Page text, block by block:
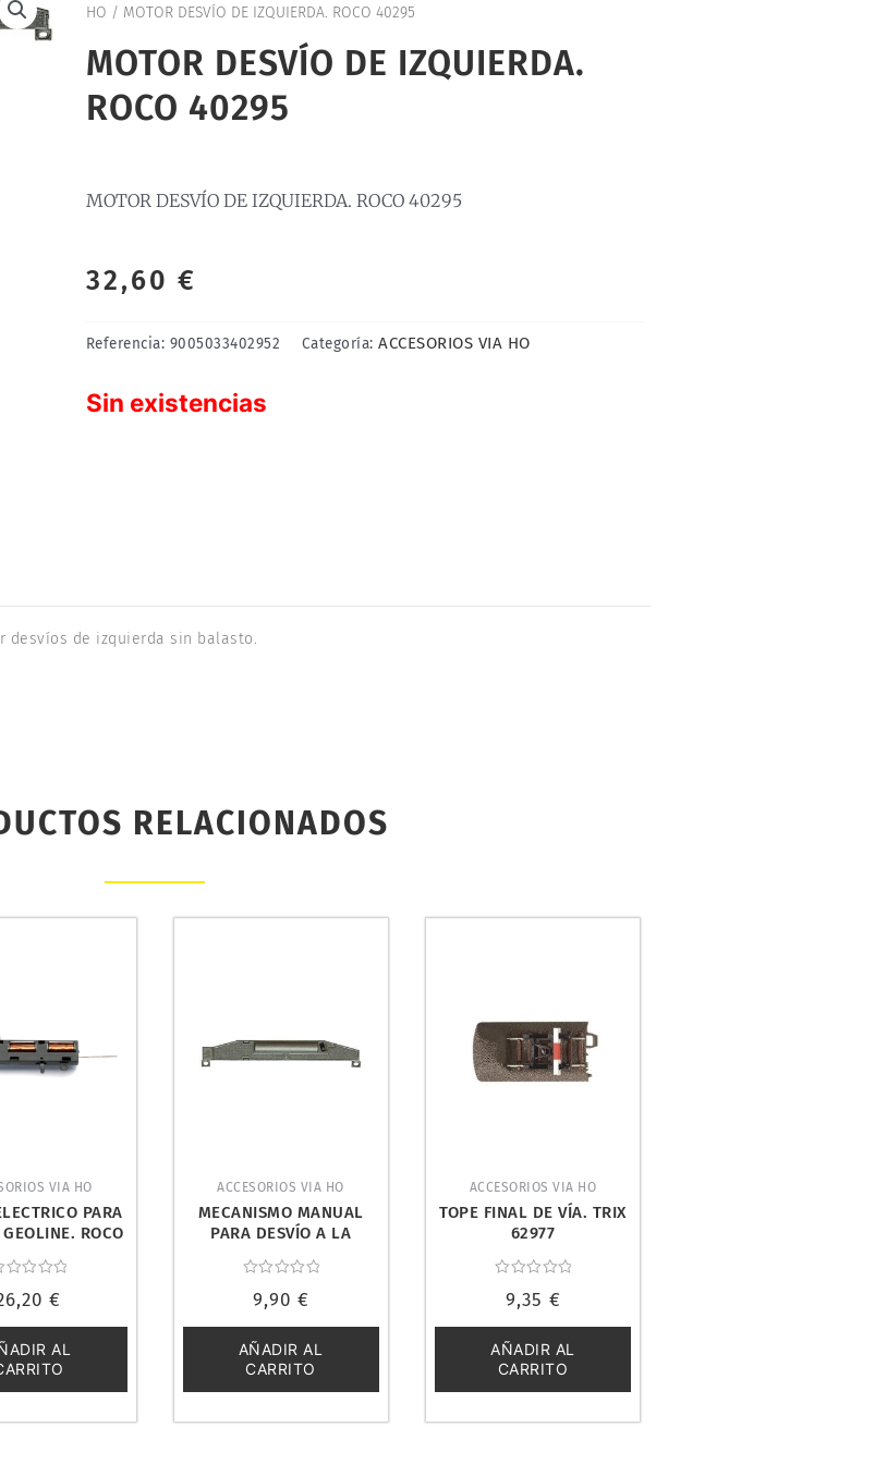
HO / MOTOR DESVÍO DE IZQUIERDA. ROCO 40295
MOTOR DESVÍO DE IZQUIERDA.
ROCO 40295
MOTOR DESVÍO DE IZQUIERDA. ROCO 40295
32,60 €
Referencia: 9005033402952 Categoría:ACCESORIOS VIA HO
Sin existencias
desvíos de izquierda sin balasto.
RELACIONADOS
VIA HO
PARA
GEOLINE. ROCO
€
AL
ACCESORIOS VIA HO
MECANISMO MANUAL
PARA DESVÍO A LA
con
de
5
9,90 €
AÑADIR AL
CARRITO
ACCESORIOS VIA HO
TOPE FINAL DE VÍA. TRIX
62977
con
de
5
9,35 €
AÑADIR AL
CARRITO